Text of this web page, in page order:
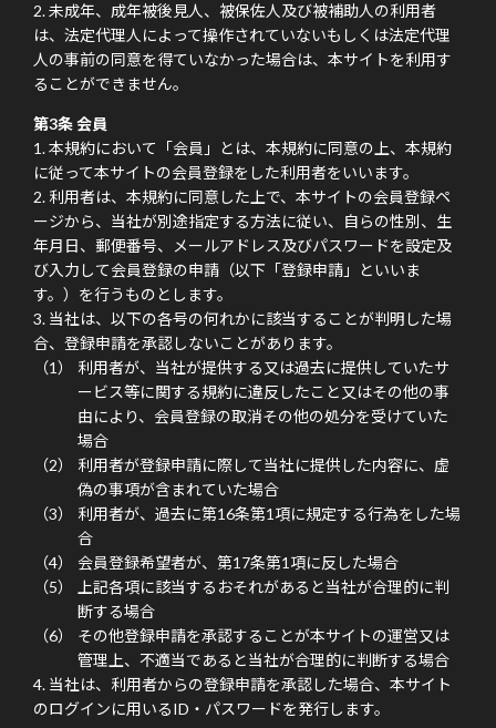
未成年、成年被後見人、被保佐人及び被補助人の利用者
は、法定代理人によって操作されていないもしくは法定代理
人の事前の同意を得ていなかった場合は、本サイトを利用す
ることができません。
第3条 会員
本規約において「会員」とは、本規約に同意の上、本規約
に従って本サイトの会員登録をした利用者をいいます。
利用者は、本規約に同意した上で、本サイトの会員登録ペ
ージから、当社が別途指定する方法に従い、自らの性別、生
年月日、郵便番号、メールアドレス及びパスワードを設定及
び入力して会員登録の申請（以下「登録申請」といいま
す。）を行うものとします。
当社は、以下の各号の何れかに該当することが判明した場
合、登録申請を承認しないことがあります。
利用者が、当社が提供する又は過去に提供していたサ
ービス等に関する規約に違反したこと又はその他の事
由により、会員登録の取消その他の処分を受けていた
場合
利用者が登録申請に際して当社に提供した内容に、虚
偽の事項が含まれていた場合
利用者が、過去に第16条第1項に規定する行為をした場
合
会員登録希望者が、第17条第1項に反した場合
上記各項に該当するおそれがあると当社が合理的に判
断する場合
その他登録申請を承認することが本サイトの運営又は
管理上、不適当であると当社が合理的に判断する場合
当社は、利用者からの登録申請を承認した場合、本サイト
のログインに用いるID・パスワードを発行します。